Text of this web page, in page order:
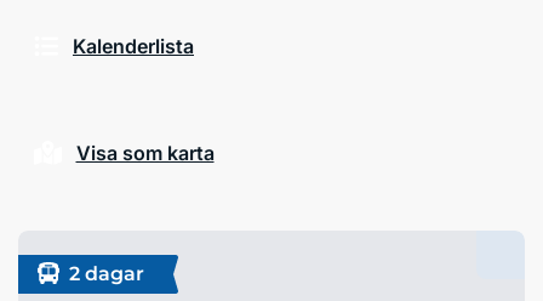
Kalenderlista
Visa som karta
2 dagar